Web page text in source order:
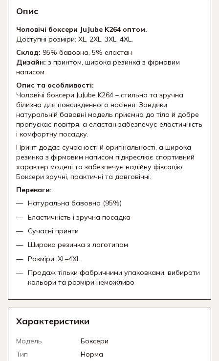
Опис
Чоловічі боксери JuJube K264 оптом.
Доступні розміри: XL, 2XL, 3XL, 4XL.
Склад: 95% бавовна, 5% еластан
Дизайн: з принтом, широка резинка з фірмовим
написом
Опис та особливості:
Чоловічі боксери JuJube K264 – стильна та зручна
білизна для повсякденного носіння. Завдяки
натуральній бавовні модель приємна до тіла й добре
пропускає повітря, а еластан забезпечує еластичність
і комфортну посадку.
Принт додає сучасності й оригінальності, а широка
резинка з фірмовим написом підкреслює спортивний
характер моделі та забезпечує надійну фіксацію.
Боксери зручні, практичні та довговічні.
Переваги:
Натуральна бавовна (95%)
Еластичність і зручна посадка
Сучасні принти
Широка резинка з логотипом
Розміри: XL–4XL
Продаж тільки фабричними упаковками, вибирати
кольори та розміри неможливо
Характеристики
Модель
Боксери
Тип
Норма